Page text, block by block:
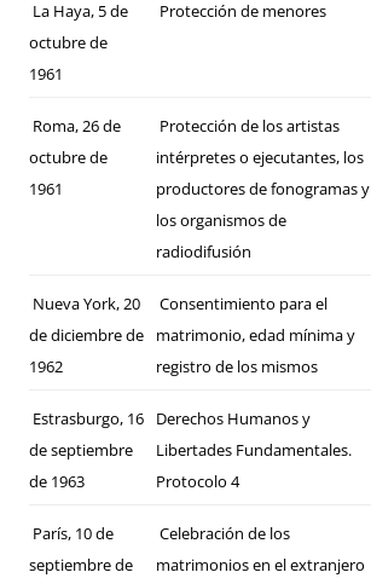
La Haya, 5 de
octubre de
1961
Protección de menores
Roma, 26 de
octubre de
1961
Protección de los artistas
intérpretes o ejecutantes, los
productores de fonogramas y
los organismos de
radiodifusión
Nueva York, 20
de diciembre de
1962
Consentimiento para el
matrimonio, edad mínima y
registro de los mismos
Estrasburgo, 16
de septiembre
de 1963
Derechos Humanos y
Libertades Fundamentales.
Protocolo 4
París, 10 de
septiembre de
Celebración de los
matrimonios en el extranjero